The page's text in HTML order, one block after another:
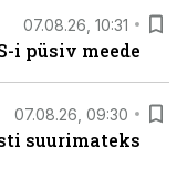
07.08.26, 10:31
i püsiv meede
07.08.26, 09:30
suurimateks